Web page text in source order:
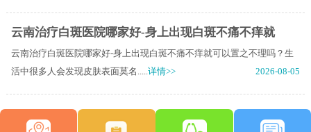
云南治疗白斑医院哪家好-身上出现白斑不痛不痒就
云南治疗白斑医院哪家好-身上出现白斑不痛不痒就可以置之不理吗？生
活中很多人会发现皮肤表面莫名.....详情>> 2026-08-05